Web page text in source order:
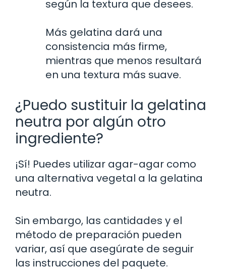
según la textura que desees.
Más gelatina dará una
consistencia más firme,
mientras que menos resultará
en una textura más suave.
¿Puedo sustituir la gelatina
neutra por algún otro
ingrediente?
¡Sí! Puedes utilizar agar-agar como
una alternativa vegetal a la gelatina
neutra.
Sin embargo, las cantidades y el
método de preparación pueden
variar, así que asegúrate de seguir
las instrucciones del paquete.